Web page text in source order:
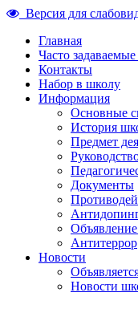
Версия для
Главная
Часто
Контакты
Набор в школу
Информация
Основные
История
Предмет
Документы
Антитеррор
Новости
Новости